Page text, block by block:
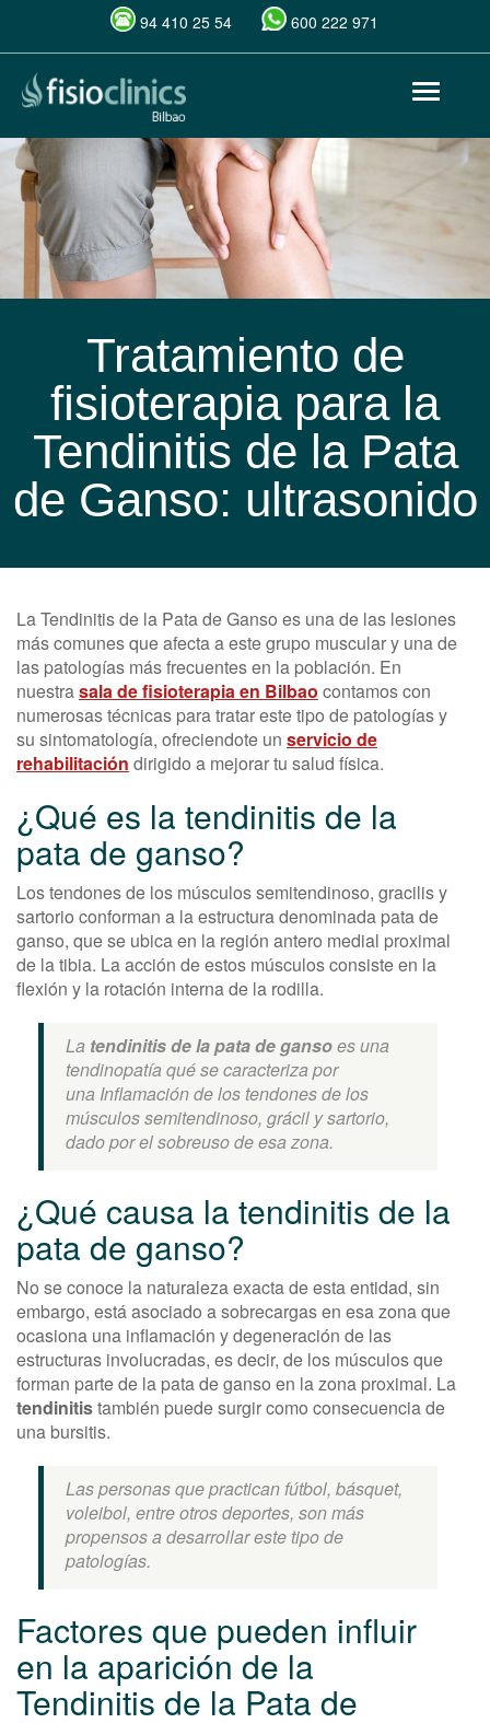
Pasar
contenido
principal
94 410 25 54 600 222 971
Toggle
Tratamiento de
fisioterapia para la
Tendinitis de la Pata
de Ganso: ultrasonido
La Tendinitis de la Pata de Ganso es una de las lesiones
más comunes que afecta a este grupo muscular y una de
las patologías más frecuentes en la población. En
nuestrasala de fisioterapia en Bilbao contamos con
numerosas técnicas para tratar este tipo de patologías y
su sintomatología, ofreciendote un servicio de
rehabilitación dirigido a mejorar tu salud física.
¿Qué es la tendinitis de la
pata de ganso?
Los tendones de los músculos semitendinoso, gracilis y
sartorio conforman a la estructura denominada pata de
ganso, que se ubica en la región antero medial proximal
de la tibia. La acción de estos músculos consiste en la
flexión y la rotación interna de la rodilla.
La tendinitis de la pata de gansoes una
tendinopatía qué se caracteriza por
una Inflamación de los tendones de los
músculos semitendinoso, grácil y sartorio,
dado por el sobreuso de esa zona.
¿Qué causa la tendinitis de la
pata de ganso?
No se conoce la naturaleza exacta de esta entidad, sin
embargo, está asociado a sobrecargas en esa zona que
ocasiona una inflamación y degeneración de las
estructuras involucradas, es decir, de los músculos que
forman parte de la pata de ganso en la zona proximal. La
tendinitistambién puede surgir como consecuencia de
una bursitis.
Las personas que practican fútbol, básquet,
voleibol, entre otros deportes, son más
propensos a desarrollar este tipo de
patologías.
Factores que pueden influir
en la aparición de la
Tendinitis de la Pata de